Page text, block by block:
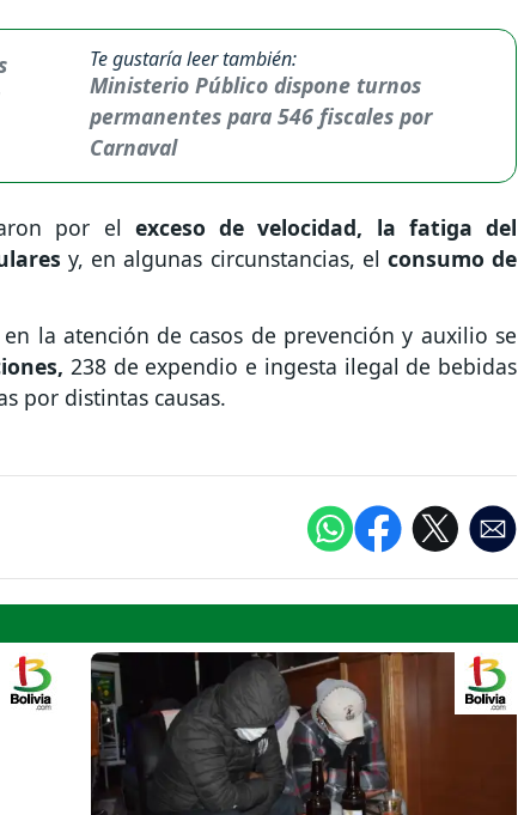
Te gustaría leer también:
Ministerio Público dispone turnos
permanentes para 546 fiscales por
Carnaval
por el exceso de velocidad, la fatiga del
y, en algunas circunstancias, el consumo de
la atención de casos de prevención y auxilio se
238 de expendio e ingesta ilegal de bebidas
por distintas causas.